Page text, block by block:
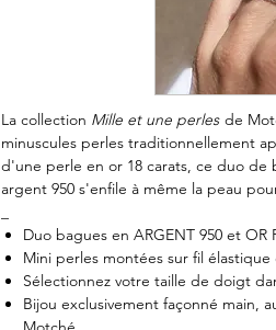
La collection Mille et une perles de
minuscules perles traditionnellement
d'une perle en or 18 carats, ce duo de
argent 950 s'enfile à même la peau
Duo bagues en ARGENT 950 et OR
Mini perles montées sur fil élastique
Sélectionnez votre taille de doigt
Bijou exclusivement façonné main,